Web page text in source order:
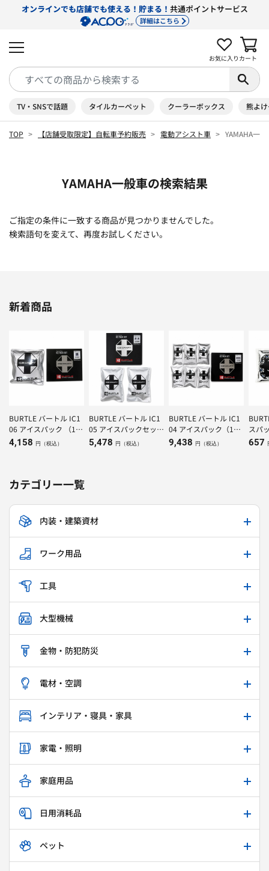
オンラインでも店舗でも使える！貯まる！ 共通ポイントサービス
詳細はこちら
お気に入り カート
TV・SNSで話題 タイルカーペット クーラーボックス 熊よ
TOP 【店舗受取限定】自転車予約販売 電動アシスト車 YAMAHA一
YAMAHA一般車の検索結果
ご指定の条件に一致する商品が見つかりませんでした。
検索語句を変えて、再度お試しください。
新着商品
BURTLE バートル IC1
06 アイスパック （1K
g）×1個
4,158 円（税込）
BURTLE バートル IC1
05 アイスパックセット
（500g）×２個
5,478 円（税込）
BURTLE バートル IC1
04 アイスパック（150
g）×6個
9,438 円（税込）
スパ
657
カテゴリー一覧
内装・建築資材
ワーク用品
工具
大型機械
金物・防犯防災
電材・空調
インテリア・寝具・家具
家電・照明
家庭用品
日用消耗品
ペット